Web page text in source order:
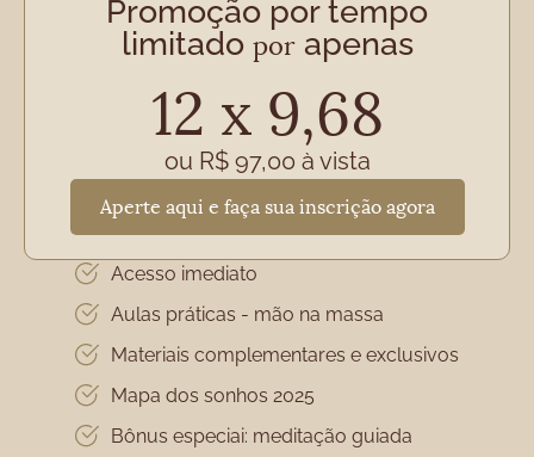
Promoção por tempo
limitado porapenas
12 x 9,68
ou R$ 97,00 à vista
Aperte aqui e faça sua inscrição agora
Acesso imediato
Aulas práticas - mão na massa
Materiais complementares e exclusivos
Mapa dos sonhos 2025
Bônus especiai: meditação guiada